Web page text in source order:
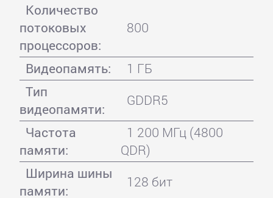
Количество
потоковых
процессоров:
800
Видеопамять:
1 ГБ
Тип
видеопамяти:
GDDR5
Частота
памяти:
1 200 МГц (4800
QDR)
Ширина шины
памяти:
128 бит